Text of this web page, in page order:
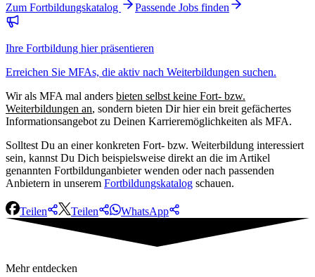
Zum Fortbildungskatalog Passende Jobs finden
Ihre Fortbildung hier präsentieren
Erreichen Sie MFAs, die aktiv nach Weiterbildungen suchen.
Wir als MFA mal anders bieten selbst keine Fort- bzw.
Weiterbildungen an, sondern bieten Dir hier ein breit gefächertes
Informationsangebot zu Deinen Karrieremöglichkeiten als MFA.
Solltest Du an einer konkreten Fort- bzw. Weiterbildung interessiert
sein, kannst Du Dich beispielsweise direkt an die im Artikel
genannten Fortbildunganbieter wenden oder nach passenden
Anbietern in unserem Fortbildungskatalog schauen.
Teilen Teilen WhatsApp
Mehr entdecken